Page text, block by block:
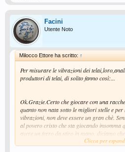
Facini
Utente Noto
Milocco Ettore ha scritto: ↑
Per misurare le vibrazioni dei
produttori di telai, di solito fanno così:...
Ok.Grazie.Certo che giocare con una
quanto non nata sotto le migliori stelle e
vibrazioni, non deve essere un gran chè.
al povero cristo che sta giocando insomma
avere un ferro da stiro in mano, diciamo
produttivi risultati. Visti i risultati non
Clicca per